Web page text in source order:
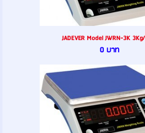
JADEVER Model JWRN-3K
0 บาท